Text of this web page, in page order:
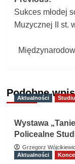
Sukces młodej
Muzycznej II st.
Podobne
Aktualności
Wystawa
Policealne
Grzegorz
Aktualności